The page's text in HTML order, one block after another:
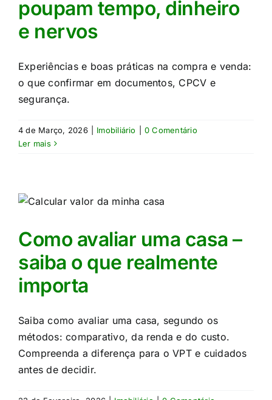
poupam tempo, dinheiro
e nervos
Experiências e boas práticas na compra e venda:
o que confirmar em documentos, CPCV e
segurança.
4 de Março, 2026 Imobiliário
0 Comentário
Ler mais
Como avaliar uma casa –
saiba o que realmente
importa
Saiba como avaliar uma casa, segundo os
métodos: comparativo, da renda e do custo.
Compreenda a diferença para o VPT e cuidados
antes de decidir.